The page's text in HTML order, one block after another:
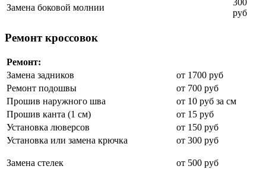
Замена боковой молнии
300
руб
Ремонт кроссовок
Ремонт:
Замена задников
от 1700 руб
Ремонт подошвы
от 700 руб
Прошив наружного шва
от 10 руб за см
Прошив канта (1 см)
от 15 руб
Установка люверсов
от 150 руб
Установка или замена крючка
от 300 руб
Замена стелек от 500 руб